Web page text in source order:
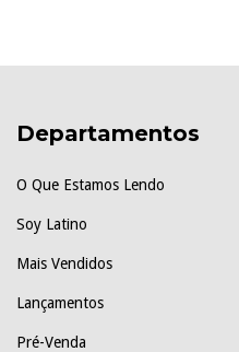
Departamentos
O Que Estamos Lendo
Soy Latino
Mais Vendidos
Lançamentos
Pré-Venda